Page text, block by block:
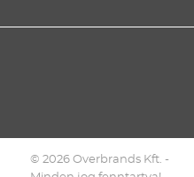
© 2026 Overbrands Kft. -